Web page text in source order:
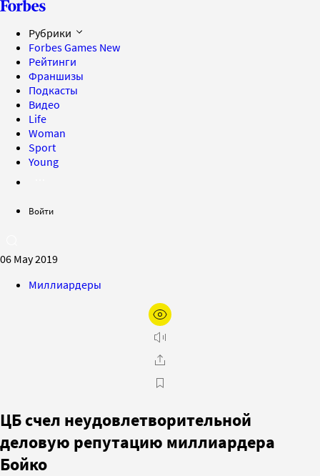
Рубрики
Forbes Games New
Рейтинги
Франшизы
Подкасты
Видео
Life
Woman
Sport
Young
Войти
06 May 2019
Миллиардеры
ЦБ счел неудовлетворительной
деловую репутацию миллиардера
Бойко